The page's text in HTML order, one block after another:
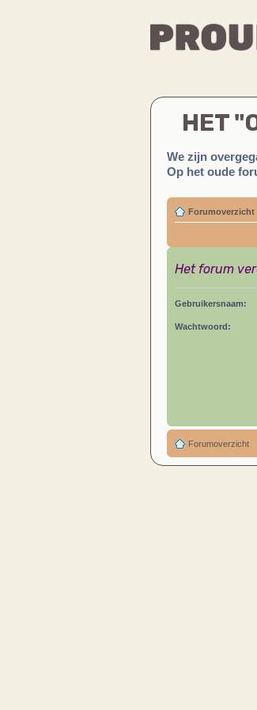
HET
We zijn
Op het oude
Forumoverzicht
Het forum
Gebruikersnaam:
Wachtwoord:
Forumoverzicht